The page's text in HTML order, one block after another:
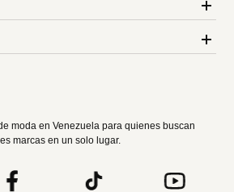
moda en Venezuela para quienes buscan
marcas en un solo lugar.